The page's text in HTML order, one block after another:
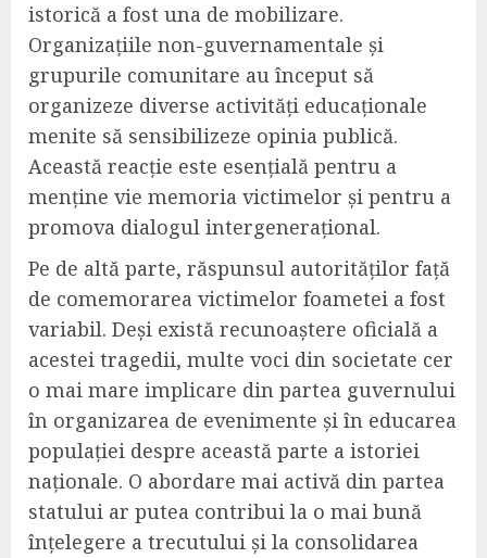
istorică a fost una de mobilizare.
Organizațiile non-guvernamentale și
grupurile comunitare au început să
organizeze diverse activități educaționale
menite să sensibilizeze opinia publică.
Această reacție este esențială pentru a
menține vie memoria victimelor și pentru a
promova dialogul intergenerațional.
Pe de altă parte, răspunsul autorităților față
de comemorarea victimelor foametei a fost
variabil. Deși există recunoaștere oficială a
acestei tragedii, multe voci din societate cer
o mai mare implicare din partea guvernului
în organizarea de evenimente și în educarea
populației despre această parte a istoriei
naționale. O abordare mai activă din partea
statului ar putea contribui la o mai bună
înțelegere a trecutului și la consolidarea